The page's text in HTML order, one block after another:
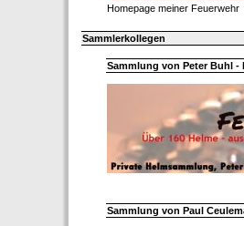
Homepage meiner Feuerwehr
Sammlerkollegen
Sammlung von Peter Buhl -
Sammlung von Paul